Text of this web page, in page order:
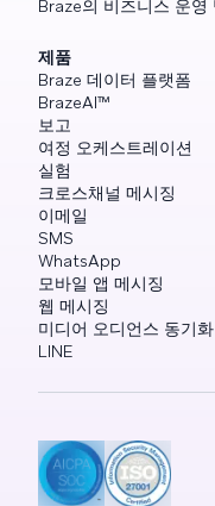
Braze의 비즈니스 운영
제품
Braze 데이터 플랫폼
BrazeAI™
보고
여정 오케스트레이션
실험
크로스채널 메시징
이메일
SMS
WhatsApp
모바일 앱 메시징
웹 메시징
미디어 오디언스 동기화
LINE